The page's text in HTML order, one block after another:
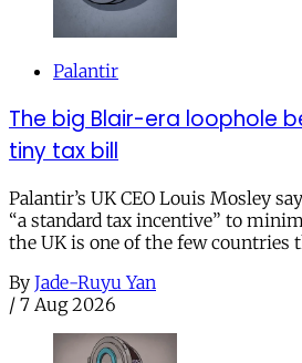
Palantir
The big Blair-era loophole
tiny tax bill
Palantir’s UK CEO Louis Mosley
“a standard tax incentive” to
the UK is one of the few countries
By Jade-Ruyu Yan
/ 7 Aug 2026